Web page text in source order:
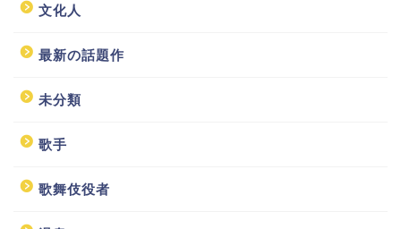
文化人
最新の話題作
未分類
歌手
歌舞伎役者